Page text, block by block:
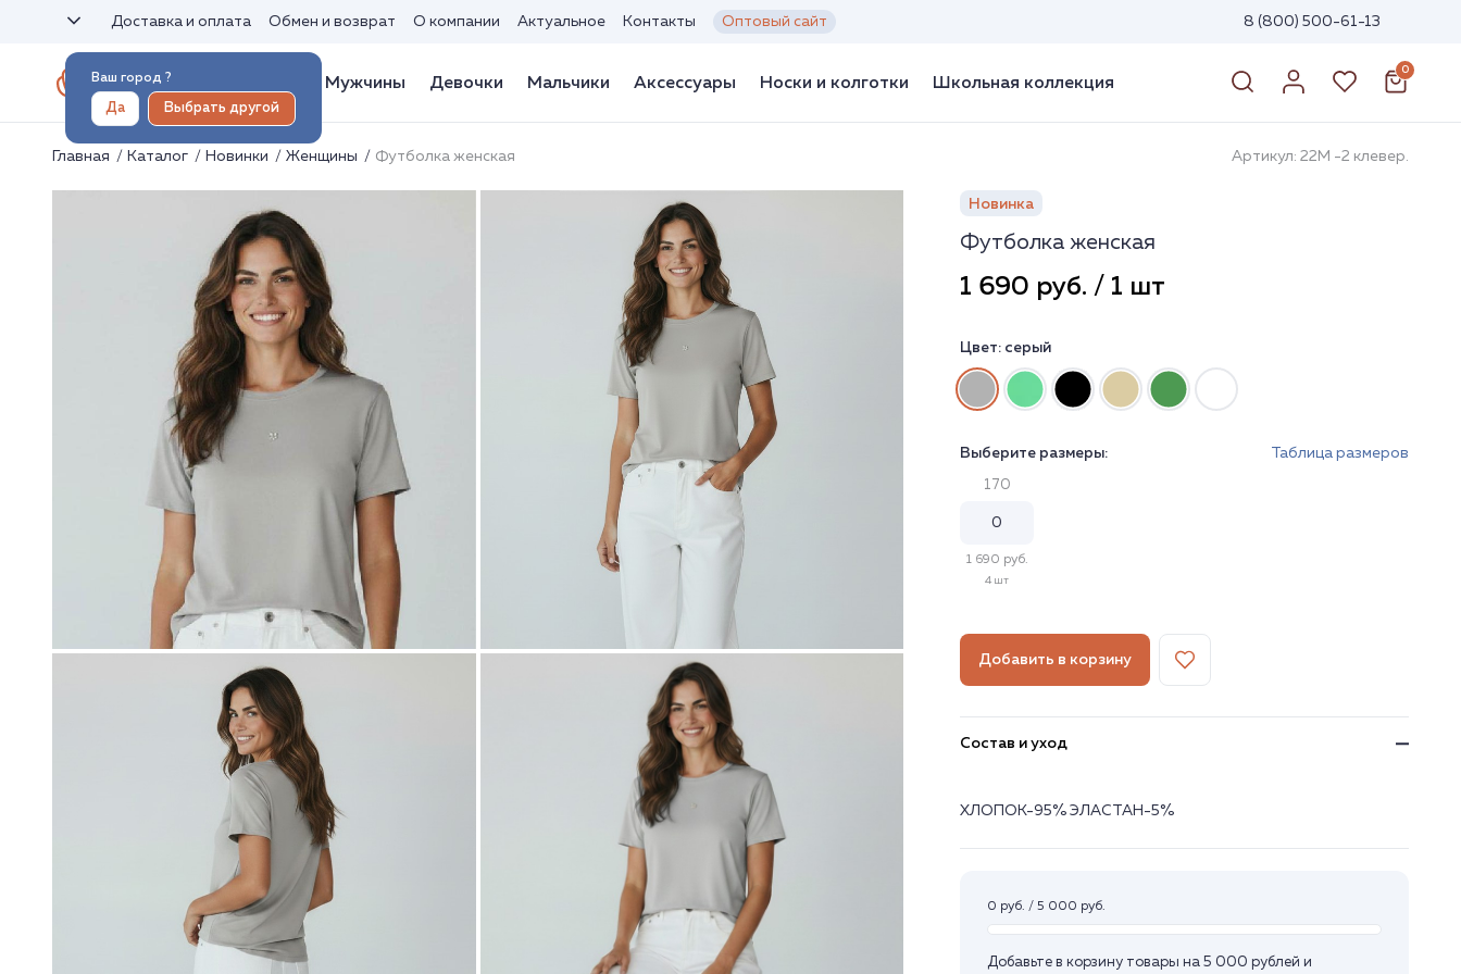
Ваш город ?
Да Выбрать другой
Доставка и оплата Обмен и возврат О компании Актуальное Контакты Оптовый сайт 8 (800) 500-61-13
Мужчины Девочки Мальчики Аксессуары Носки и колготки Школьная коллекция
0
Главная Каталог Новинки Женщины Футболка женская Артикул: 22М -2 клевер.
Новинка
Футболка женская
1 690 руб. / 1 шт
Цвет: серый
Выберите размеры: Таблица размеров
170
1 690 руб.
4 шт
Добавить в корзину
Состав и уход
ХЛОПОК-95% ЭЛАСТАН-5%
0 руб. / 5 000 руб.
Добавьте в корзину товары на 5 000 рублей и